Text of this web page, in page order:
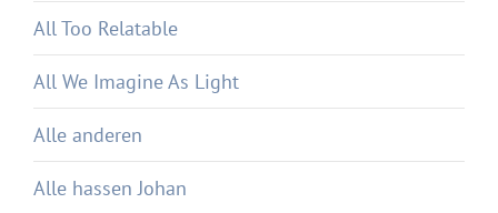
All Too Relatable
All We Imagine As Light
Alle anderen
Alle hassen Johan